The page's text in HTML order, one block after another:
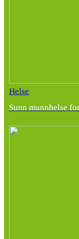
Helse
Sunn munnhelse